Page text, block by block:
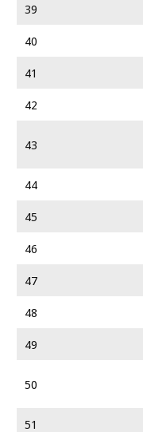
39
40
41
42
43
44
45
46
47
48
49
50
51